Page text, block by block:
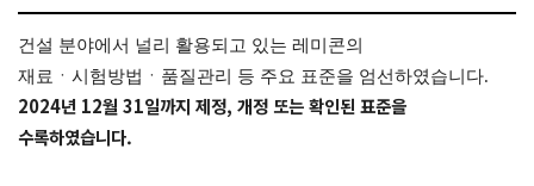
건설 분야에서 널리 활용되고 있는 레미콘의
재료ㆍ시험방법ㆍ품질관리 등 주요 표준을 엄선하였습니다.
2024년 12월 31일까지 제정, 개정 또는 확인된 표준을
수록하였습니다.